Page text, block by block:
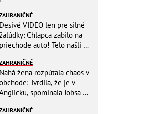
ZAHRANIČNÉ
Desivé VIDEO len pre silné
žalúdky: Chlapca zabilo na
priechode auto! Telo našli o
ZAHRANIČNÉ
Nahá žena rozpútala chaos v
obchode: Tvrdila, že je v
Anglicku, spomínala Jobsa aj
ZAHRANIČNÉ